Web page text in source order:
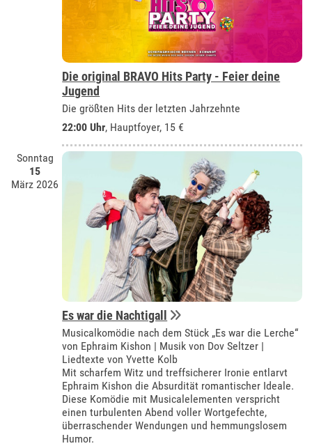
Die original BRAVO Hits Party - Feier deine
Jugend
Die größten Hits der letzten Jahrzehnte
22:00 Uhr, Hauptfoyer, 15 €
Sonntag
15
März 2026
Es war die Nachtigall
Musicalkomödie nach dem Stück „Es war die Lerche“
von Ephraim Kishon | Musik von Dov Seltzer |
Liedtexte von Yvette Kolb
Mit scharfem Witz und treffsicherer Ironie entlarvt
Ephraim Kishon die Absurdität romantischer Ideale.
Diese Komödie mit Musicalelementen verspricht
einen turbulenten Abend voller Wortgefechte,
überraschender Wendungen und hemmungslosem
Humor.